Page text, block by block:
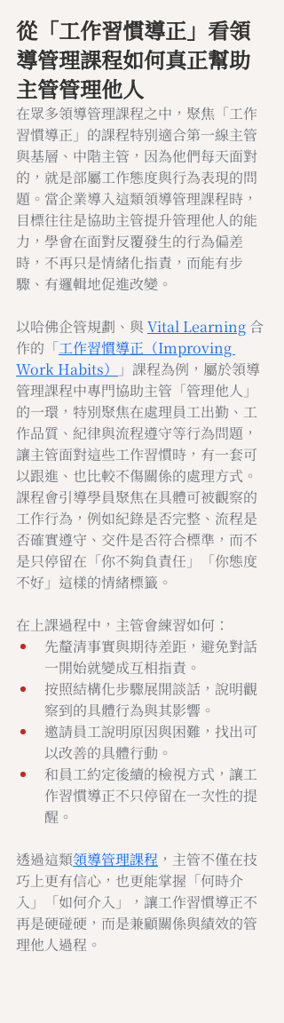
從「工作習慣導正」看領
導管理課程如何真正幫助
主管管理他人
在眾多領導管理課程之中，聚焦「工作
習慣導正」的課程特別適合第一線主管
與基層、中階主管，因為他們每天面對
的，就是部屬工作態度與行為表現的問
題。當企業導入這類領導管理課程時，
目標往往是協助主管提升管理他人的能
力，學會在面對反覆發生的行為偏差
時，不再只是情緒化指責，而能有步
驟、有邏輯地促進改變。
以哈佛企管規劃、與 Vital Learning 合
作的「工作習慣導正（Improving
Work Habits）
」課程為例，屬於領導
管理課程中專門協助主管「管理他人」
的一環，特別聚焦在處理員工出勤、工
作品質、紀律與流程遵守等行為問題，
讓主管面對這些工作習慣時，有一套可
以跟進、也比較不傷關係的處理方式。
課程會引導學員聚焦在具體可被觀察的
工作行為，例如紀錄是否完整、流程是
否確實遵守、交件是否符合標準，而不
是只停留在「你不夠負責任」「你態度
不好」這樣的情緒標籤。
在上課過程中，主管會練習如何：
先釐清事實與期待差距，避免對話
一開始就變成互相指責。
按照結構化步驟展開談話，說明觀
察到的具體行為與其影響。
邀請員工說明原因與困難，找出可
以改善的具體行動。
和員工約定後續的檢視方式，讓工
作習慣導正不只停留在一次性的提
醒。
透過這類領導管理課程 ，主管不僅在技
巧上更有信心，也更能掌握「何時介
入」「如何介入」，讓工作習慣導正不
再是硬碰硬，而是兼顧關係與績效的管
理他人過程。